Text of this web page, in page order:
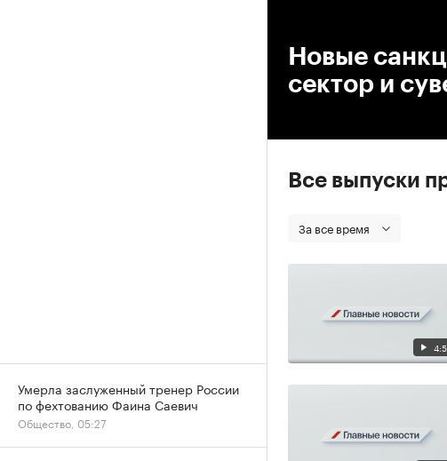
Новые
сектор и
Все выпуски
За все время
Умерла заслуженный тренер России
по фехтованию Фаина Саевич
Общество, 05:27